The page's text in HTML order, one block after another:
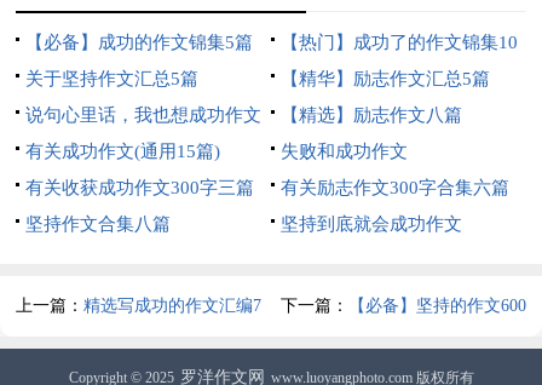
【必备】成功的作文锦集5篇
【热门】成功了的作文锦集10
篇
关于坚持作文汇总5篇
【精华】励志作文汇总5篇
说句心里话，我也想成功作文
【精选】励志作文八篇
有关成功作文(通用15篇)
失败和成功作文
有关收获成功作文300字三篇
有关励志作文300字合集六篇
坚持作文合集八篇
坚持到底就会成功作文
上一篇：精选写成功的作文汇编7
篇
下一篇： 【必备】坚持的作文600
字三篇
Copyright © 2025 罗洋作文网 www.luoyangphoto.com 版权所有